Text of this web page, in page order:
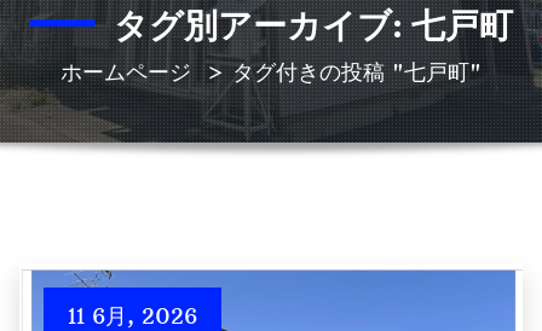
タグ別アーカイブ: 七戸町
ホームページ>タグ付きの投稿 "七戸町"
11 6月, 2026